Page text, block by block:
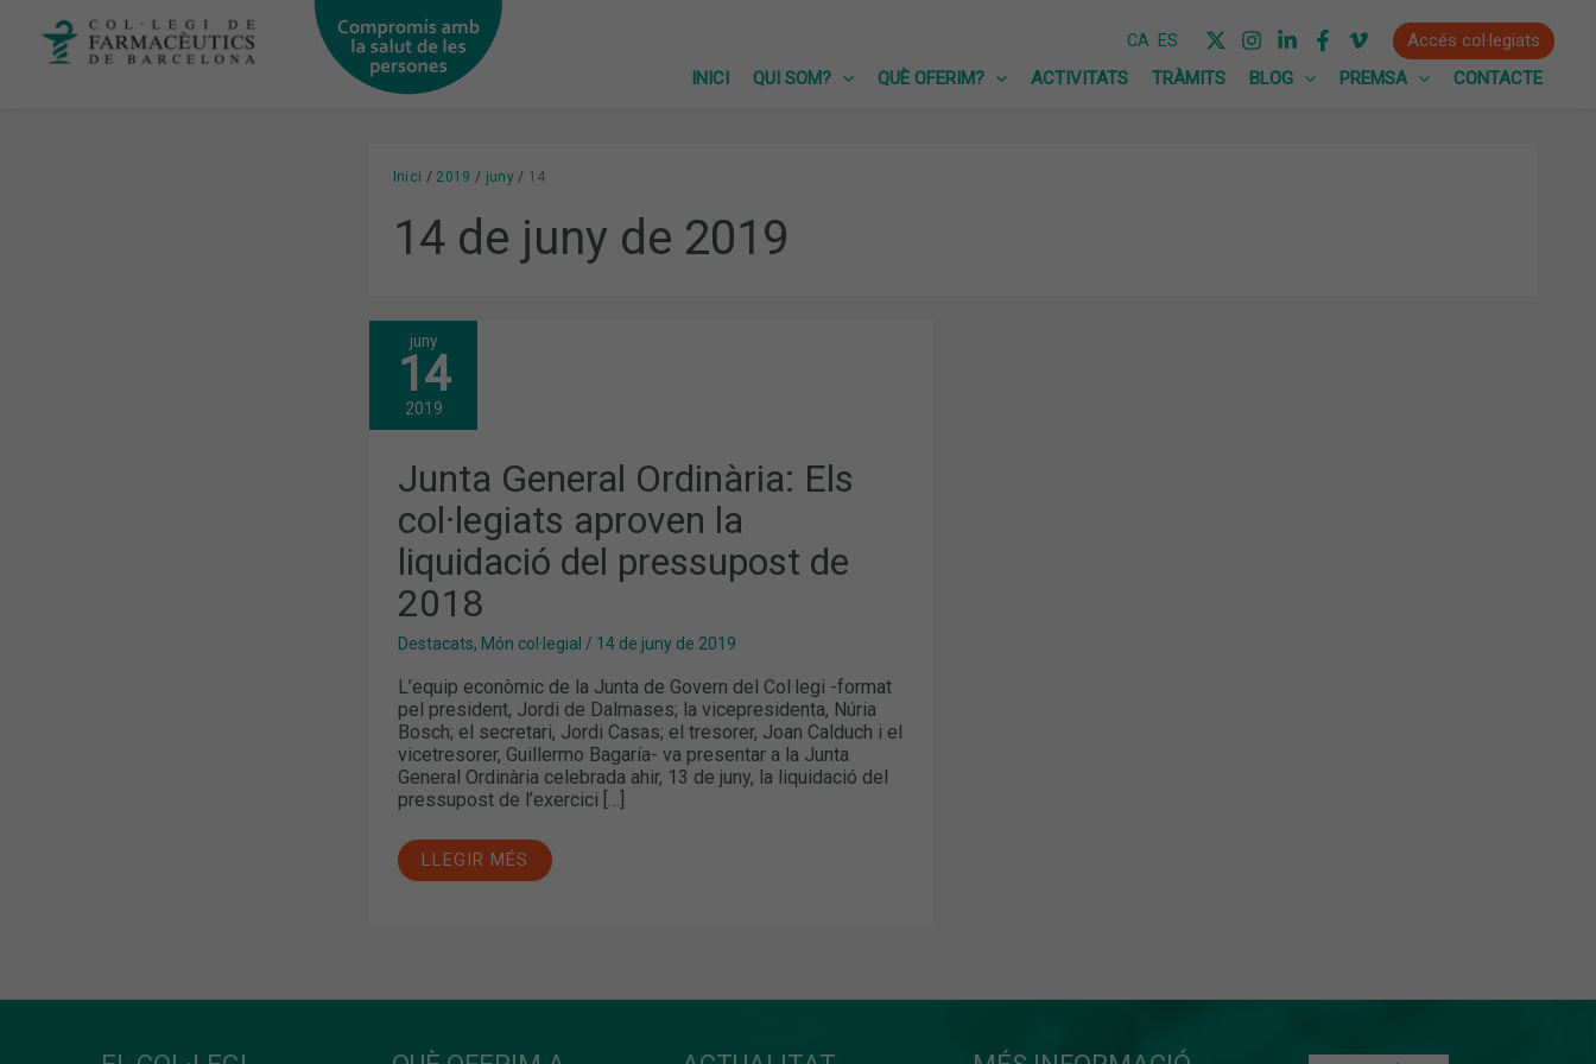
CA ES
Accés col·legiats
INICI
QUI SOM? QUÈ OFERIM? ACTIVITATS TRÀMITS BLOG PREMSA CONTACTE
Inici 2019 juny 14
14 de juny de 2019
juny
14
2019
Junta General Ordinària: Els
col·legiats aproven la
liquidació del pressupost de
2018
Destacats, Món col·legial / 14 de juny de 2019
L’equip econòmic de la Junta de Govern del Col·legi -format
pel president, Jordi de Dalmases; la vicepresidenta, Núria
Bosch; el secretari, Jordi Casas; el tresorer, Joan Calduch i el
vicetresorer, Guillermo Bagaría- va presentar a la Junta
General Ordinària celebrada ahir, 13 de juny, la liquidació del
pressupost de l’exercici […]
JUNTA
GENERAL
ORDINÀRIA:
ELS
COL·LEGIATS
LIQUIDACIÓ
DEL
PRESSUPOST
DE
2018
LLEGIR MÉS